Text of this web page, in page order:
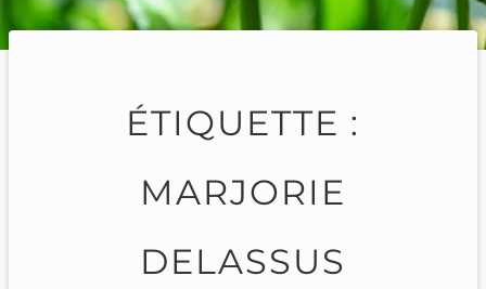
ÉTIQUETTE :
MARJORIE
DELASSUS